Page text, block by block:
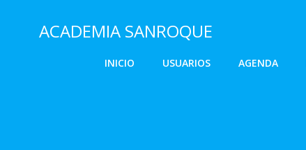
contenidoACADEMIA SANROQUE
INICIO USUARIOS AGENDA